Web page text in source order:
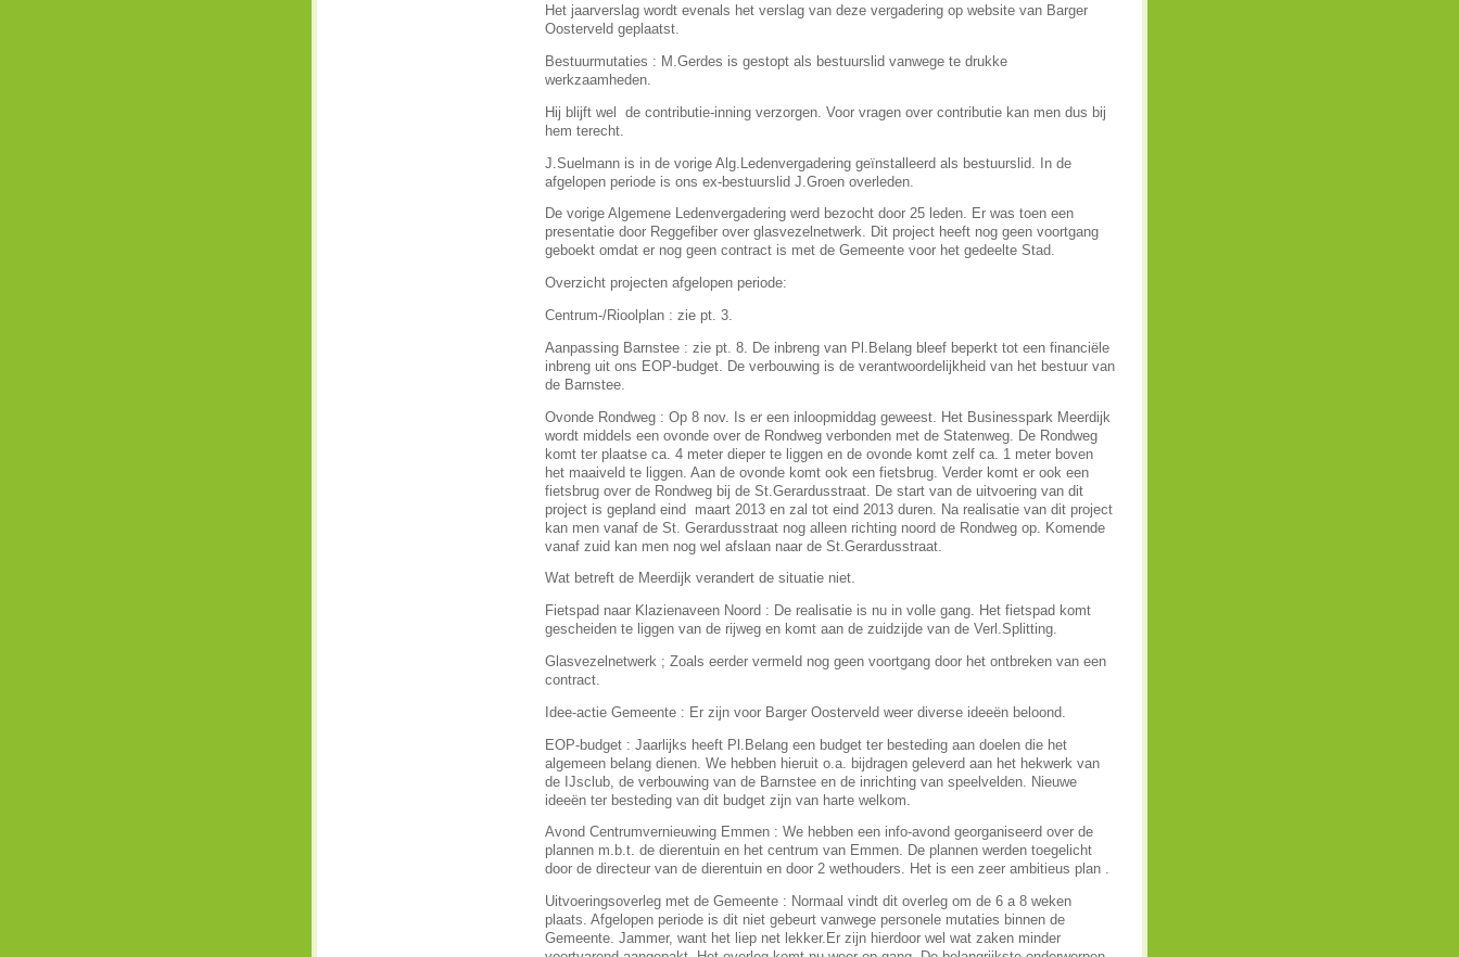
Het jaarverslag wordt evenals het verslag van deze vergadering op website van Barger
Oosterveld geplaatst.
Bestuurmutaties : M.Gerdes is gestopt als bestuurslid vanwege te drukke
werkzaamheden.
Hij blijft wel de contributie-inning verzorgen. Voor vragen over contributie kan men dus bij
hem terecht.
J.Suelmann is in de vorige Alg.Ledenvergadering geïnstalleerd als bestuurslid. In de
afgelopen periode is ons ex-bestuurslid J.Groen overleden.
De vorige Algemene Ledenvergadering werd bezocht door 25 leden. Er was toen een
presentatie door Reggefiber over glasvezelnetwerk. Dit project heeft nog geen voortgang
geboekt omdat er nog geen contract is met de Gemeente voor het gedeelte Stad.
Overzicht projecten afgelopen periode:
Centrum-/Rioolplan : zie pt. 3.
Aanpassing Barnstee : zie pt. 8. De inbreng van Pl.Belang bleef beperkt tot een financiële
inbreng uit ons EOP-budget. De verbouwing is de verantwoordelijkheid van het bestuur van
de Barnstee.
Ovonde Rondweg : Op 8 nov. Is er een inloopmiddag geweest. Het Businesspark Meerdijk
wordt middels een ovonde over de Rondweg verbonden met de Statenweg. De Rondweg
komt ter plaatse ca. 4 meter dieper te liggen en de ovonde komt zelf ca. 1 meter boven
het maaiveld te liggen. Aan de ovonde komt ook een fietsbrug. Verder komt er ook een
fietsbrug over de Rondweg bij de St.Gerardusstraat. De start van de uitvoering van dit
project is gepland eind maart 2013 en zal tot eind 2013 duren. Na realisatie van dit project
kan men vanaf de St. Gerardusstraat nog alleen richting noord de Rondweg op. Komende
vanaf zuid kan men nog wel afslaan naar de St.Gerardusstraat.
Wat betreft de Meerdijk verandert de situatie niet.
Fietspad naar Klazienaveen Noord : De realisatie is nu in volle gang. Het fietspad komt
gescheiden te liggen van de rijweg en komt aan de zuidzijde van de Verl.Splitting.
Glasvezelnetwerk ; Zoals eerder vermeld nog geen voortgang door het ontbreken van een
contract.
Idee-actie Gemeente : Er zijn voor Barger Oosterveld weer diverse ideeën beloond.
EOP-budget : Jaarlijks heeft Pl.Belang een budget ter besteding aan doelen die het
algemeen belang dienen. We hebben hieruit o.a. bijdragen geleverd aan het hekwerk van
de IJsclub, de verbouwing van de Barnstee en de inrichting van speelvelden. Nieuwe
ideeën ter besteding van dit budget zijn van harte welkom.
Avond Centrumvernieuwing Emmen : We hebben een info-avond georganiseerd over de
plannen m.b.t. de dierentuin en het centrum van Emmen. De plannen werden toegelicht
door de directeur van de dierentuin en door 2 wethouders. Het is een zeer ambitieus plan .
Uitvoeringsoverleg met de Gemeente : Normaal vindt dit overleg om de 6 a 8 weken
plaats. Afgelopen periode is dit niet gebeurt vanwege personele mutaties binnen de
Gemeente. Jammer, want het liep net lekker.Er zijn hierdoor wel wat zaken minder